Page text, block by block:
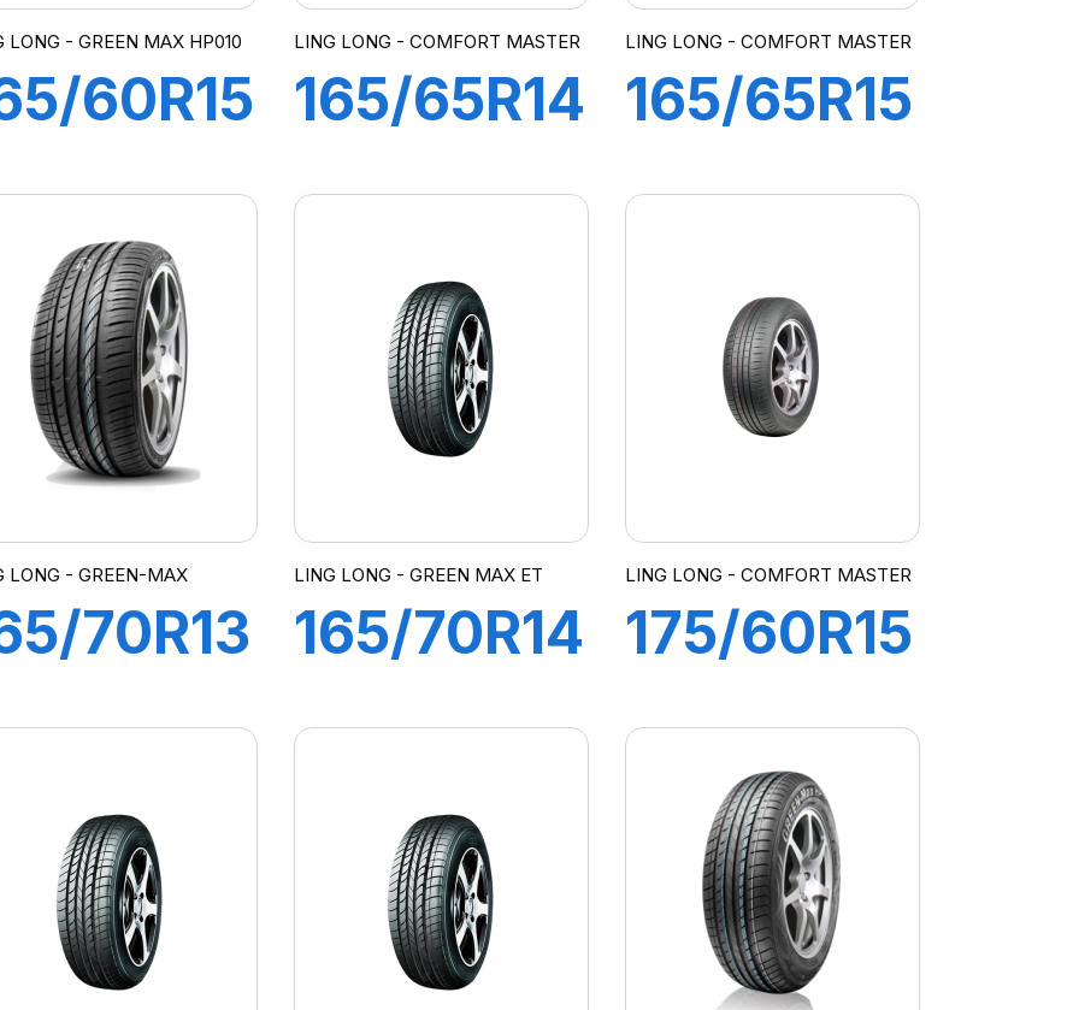
LONG - GREEN MAX HP010
60R15
LING LONG - COMFORT MASTER
165/65R14
MASTER
LING LONG - COMFORT MASTER
165/65R15
MASTER
LONG - GREEN-MAX
70R13
ET
LING LONG - GREEN MAX ET
165/70R14
MAX ET
LING LONG - COMFORT MASTER
175/60R15
COMFORT
MASTER